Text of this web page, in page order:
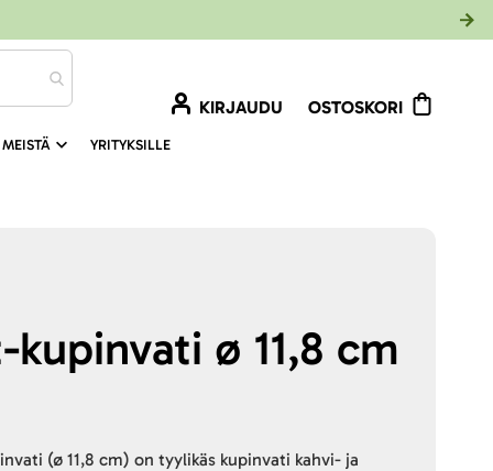
KIRJAUDU OSTOSKORI
YRITYKSILLE
ø 11,8 cm
(ø 11,8 cm) on tyylikäs kupinvati kahvi- ja